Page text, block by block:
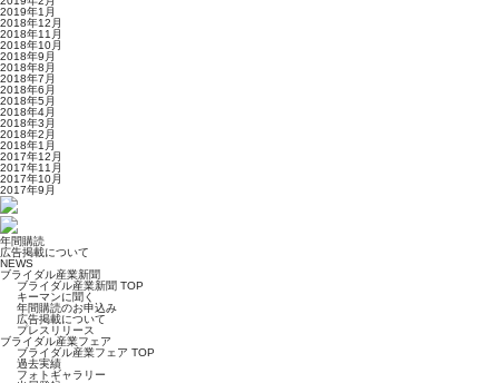
2019年1月
2018年12月
2018年11月
2018年10月
2018年9月
2018年8月
2018年7月
2018年6月
2018年5月
2018年4月
2018年3月
2018年2月
2018年1月
2017年12月
2017年11月
2017年10月
2017年9月
年間購読
広告掲載について
NEWS
ブライダル産業新聞
ブライダル産業新聞 TOP
キーマンに聞く
年間購読のお申込み
広告掲載について
プレスリリース
ブライダル産業フェア
ブライダル産業フェア TOP
過去実績
フォトギャラリー